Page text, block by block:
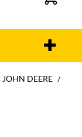
JOHN DEERE